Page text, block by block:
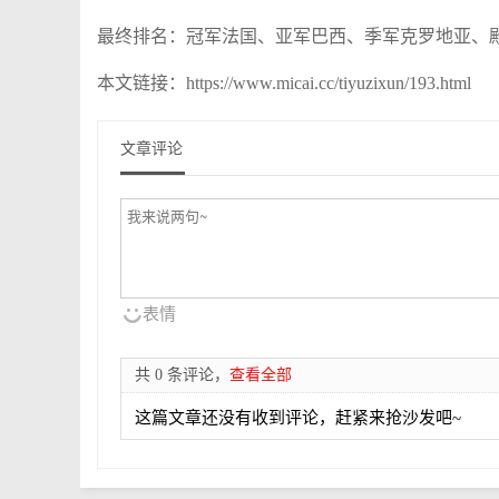
最终排名：冠军法国、亚军巴西、季军克罗地亚、
本文链接：https://www.micai.cc/tiyuzixun/193.html
文章评论
表情
共 0 条评论， 查看全部
这篇文章还没有收到评论，赶紧来抢沙发吧~